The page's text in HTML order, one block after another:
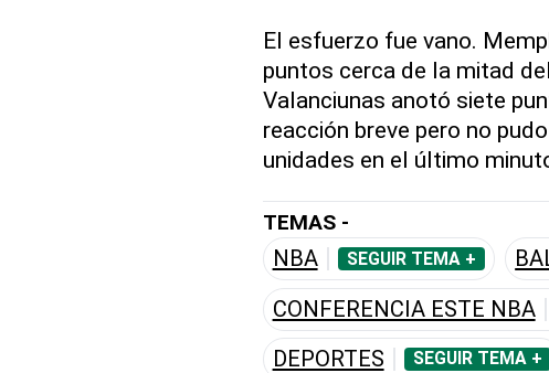
El esfuerzo fue vano.
puntos cerca de la mitad
Valanciunas anotó siete
reacción breve pero no
unidades en el último
TEMAS -
NBA SEGUIR TEMA +
CONFERENCIA ESTE NBA
DEPORTES SEGUIR TEMA +